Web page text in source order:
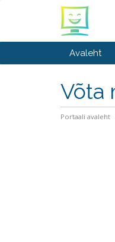
Avaleht
Võta
Portaali avaleht